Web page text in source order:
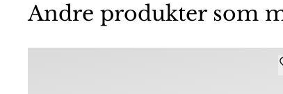
Andre produkter som